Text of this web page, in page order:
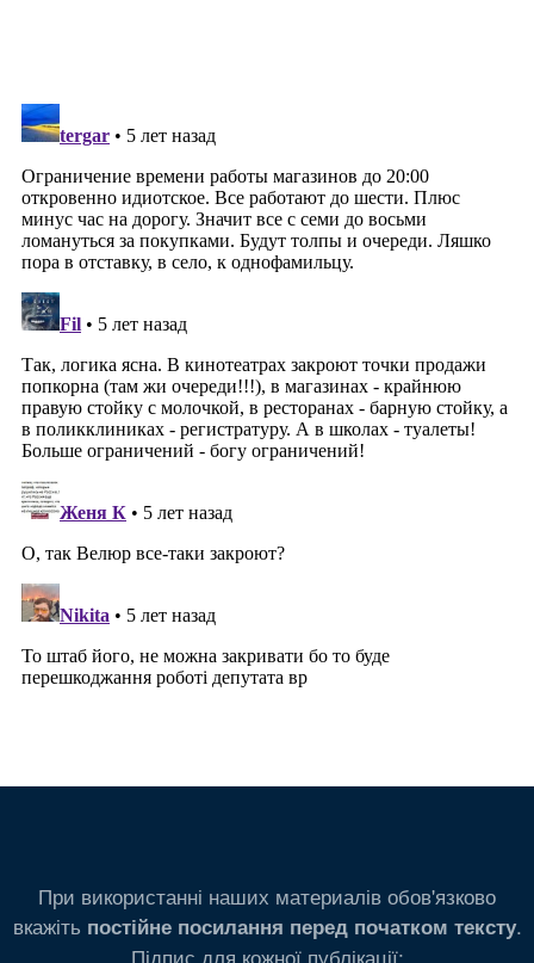
При використанні наших материалів обов'язково
вкажіть постійне посилання перед початком тексту.
Підпис для кожної публікації: